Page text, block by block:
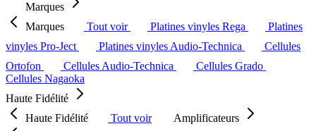
Marques
Marques
Tout voir Platines vinyles Rega
Platines
vinyles Pro-Ject
Platines vinyles Audio-Technica
Cellules
Ortofon
Cellules Audio-Technica
Cellules Grado
Cellules Nagaoka
Haute Fidélité
Haute Fidélité
Tout voir
Amplificateurs